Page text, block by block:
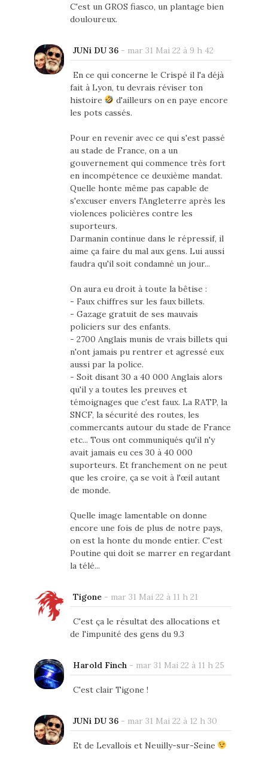
C'est un GROS fiasco, un plantage bien
douloureux.
JUNi DU 36- mar 31 Mai 22 à 9 h 42
En ce qui concerne le Crispé il l'a déjà
fait à Lyon, tu devrais réviser ton
histoire
d'ailleurs on en paye encore
les pots cassés.
Pour en revenir avec ce qui s'est passé
au stade de France, on a un
gouvernement qui commence très fort
en incompétence ce deuxième mandat.
Quelle honte même pas capable de
s'excuser envers l'Angleterre après les
violences policières contre les
suporteurs.
Darmanin continue dans le répressif, il
aime ça faire du mal aux gens. Lui aussi
faudra qu'il soit condamné un jour...
On aura eu droit à toute la bêtise :
- Faux chiffres sur les faux billets.
- Gazage gratuit de ses mauvais
policiers sur des enfants.
- 2700 Anglais munis de vrais billets qui
n'ont jamais pu rentrer et agressé eux
aussi par la police.
- Soit disant 30 a 40 000 Anglais alors
qu'il y a toutes les preuves et
témoignages que c'est faux. La RATP, la
SNCF, la sécurité des routes, les
commercants autour du stade de France
etc... Tous ont communiqués qu'il n'y
avait jamais eu ces 30 à 40 000
suporteurs. Et franchement on ne peut
que les croire, ça se voit à l'œil autant
de monde.
Quelle image lamentable on donne
encore une fois de plus de notre pays,
on est la honte du monde entier. C'est
Poutine qui doit se marrer en regardant
la télé...
Tigone- mar 31 Mai 22 à 11 h 21
C'est ça le résultat des allocations et
de l'impunité des gens du 9.3
Harold Finch - mar 31 Mai 22 à 11 h 25
C'est clair Tigone !
JUNi DU 36- mar 31 Mai 22 à 12 h 30
Et de Levallois et Neuilly-sur-Seine